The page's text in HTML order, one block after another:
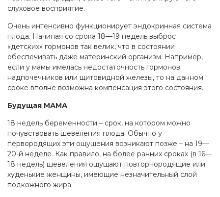
слуховое восприятие.
Очень интенсивно функционирует эндокринная система
плода. Начиная со срока 18—19 недель выброс
«детских» гормонов так велик, что в состоянии
обеспечивать даже материнский организм. Например,
если у мамы имелась недостаточность гормонов
надпочечников или щитовидной железы, то на данном
сроке вполне возможна компенсация этого состояния.
Будущая МАМА
18 недель беременности – срок, на котором можно
почувствовать шевеления плода. Обычно у
первородящих эти ощущения возникают позже – на 19—
20-й неделе. Как правило, на более ранних сроках (в 16—
18 недель) шевеления ощущают повторнородящие или
худенькие женщины, имеющие незначительный слой
подкожного жира.